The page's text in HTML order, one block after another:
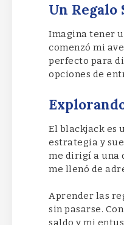
Un
Imagina tener
comenzó mi
perfecto para
opciones de
El blackjack es
estrategia y
me dirigí a una
me llenó de
Aprender las
sin pasarse.
saldo y mi